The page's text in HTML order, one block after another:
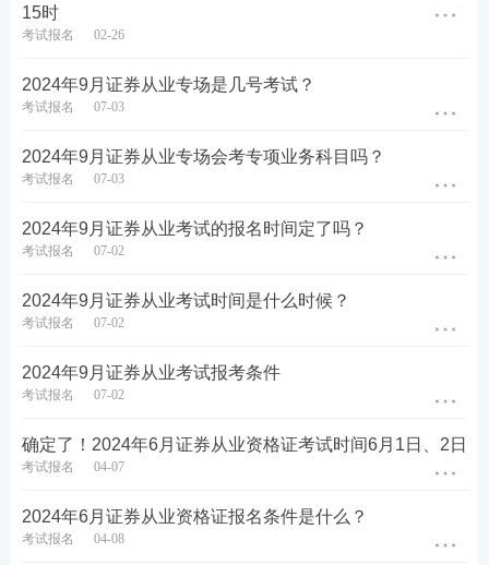
无需上传，沿用原来的照片即可。
15时
考试报名 02-26
2024年9月证券从业专场是几号考试？
考试报名 07-03
2024年9月证券从业专场会考专项业务科目吗？
考试报名 07-03
2024年9月证券从业考试的报名时间定了吗？
考试报名 07-02
2024年9月证券从业考试时间是什么时候？
考试报名 07-02
2024年9月证券从业考试报考条件
考试报名 07-02
确定了！2024年6月证券从业资格证考试时间6月1日、2日
考试报名 04-07
2024年6月证券从业资格证报名条件是什么？
考试报名 04-08